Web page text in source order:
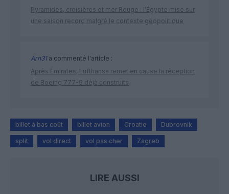
Pyramides, croisières et mer Rouge : l’Égypte mise sur
une saison record malgré le contexte géopolitique
Arn31a commenté l'article :
Après Emirates, Lufthansa remet en cause la réception
de Boeing 777-9 déjà construits
billet à bas coût billet avion Croatie Dubrovnik
split vol direct vol pas cher Zagreb
LIRE AUSSI